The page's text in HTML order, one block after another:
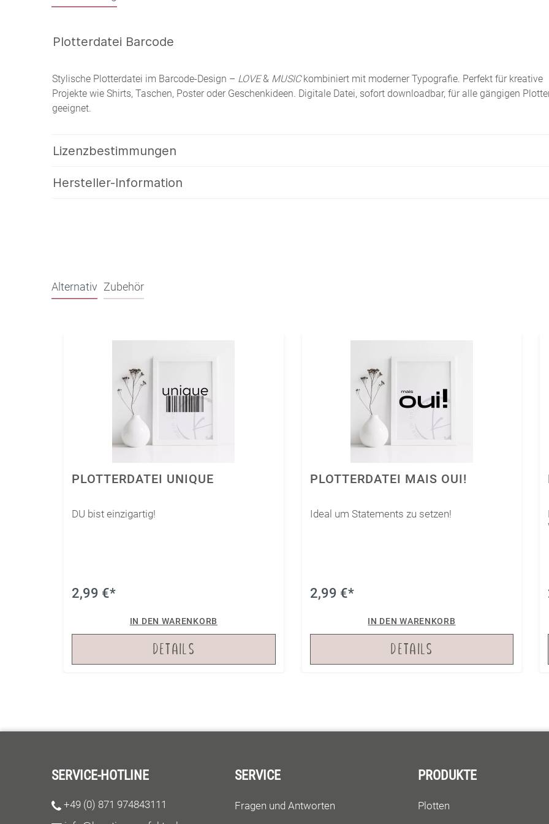
Plotterdatei Barcode
Stylische Plotterdatei im Barcode-Design – LOVE& MUSICkombiniert mit moderner Typografie. Perfekt für kreative
Projekte wie Shirts, Taschen, Poster oder Geschenkideen. Digitale Datei, sofort downloadbar, für alle gängigen
geeignet.
Lizenzbestimmungen
Hersteller-Information
Alternativ Zubehör
PLOTTERDATEI UNIQUE
DU bist einzigartig!
2,99 €*
IN DEN WARENKORB
DETAILS
PLOTTERDATEI MAIS OUI!
Ideal um Statements zu setzen!
2,99 €*
IN DEN WARENKORB
DETAILS
SERVICE-HOTLINE
+49 (0) 871 974843111
SERVICE
Fragen und Antworten
PRODUKTE
Plotten